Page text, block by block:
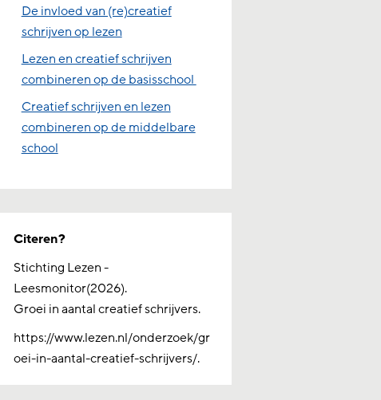
De invloed van (re)creatief
schrijven op lezen
Lezen en creatief schrijven
combineren op de basisschool
Creatief schrijven en lezen
combineren op de middelbare
school
Citeren?
Stichting Lezen -
Leesmonitor(2026).
Groei in aantal creatief schrijvers.
https://www.lezen.nl/onderzoek/gr
oei-in-aantal-creatief-schrijvers/.